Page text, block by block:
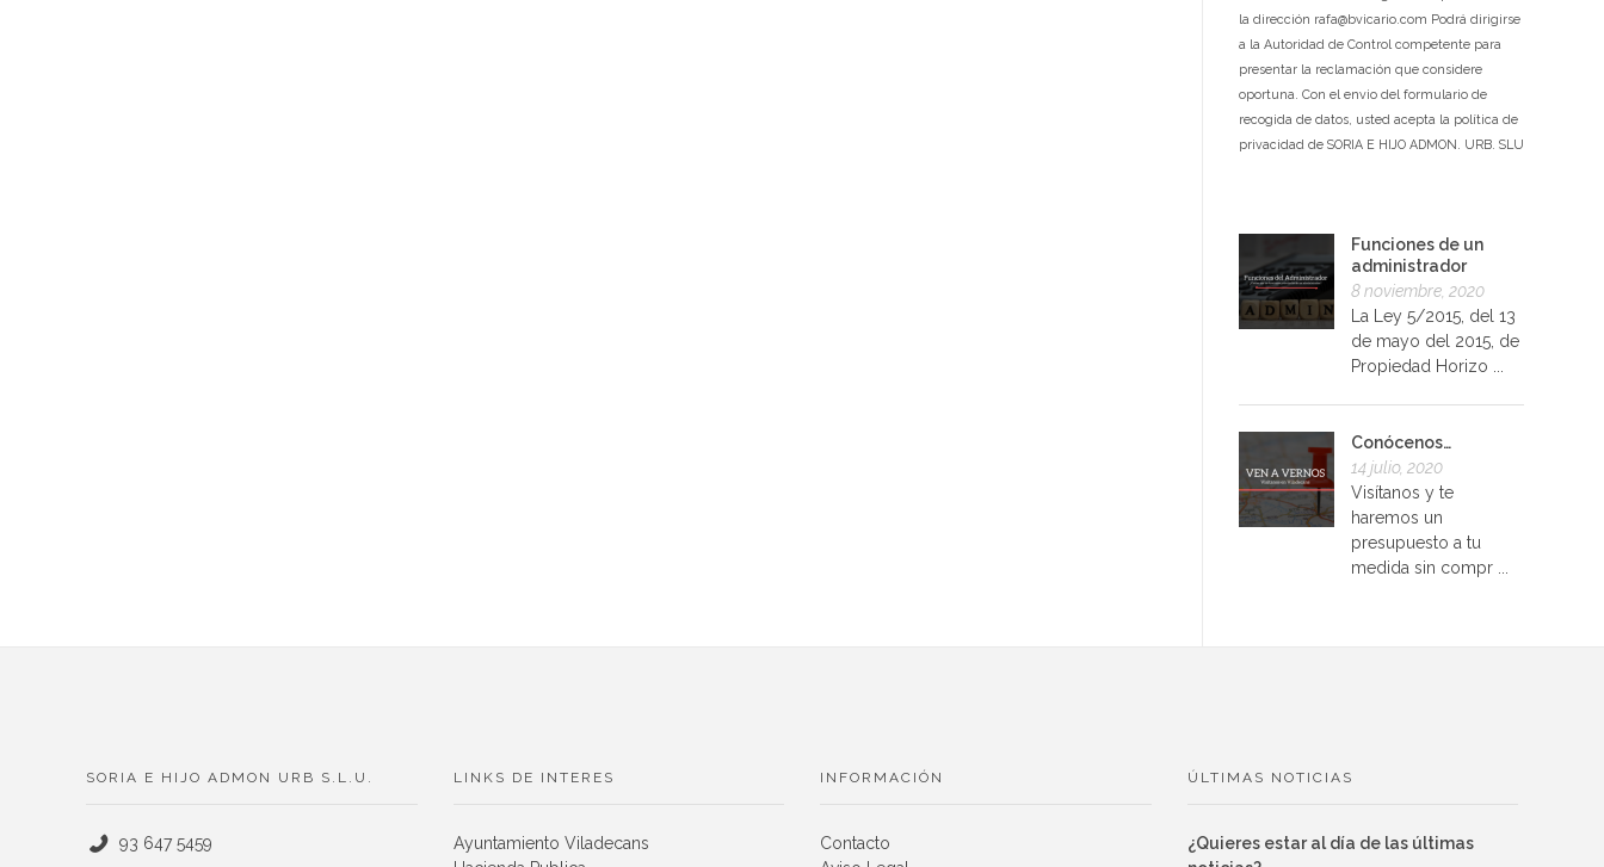
la dirección rafa@bvicario.com Podrá dirigirse
a la Autoridad de Control competente para
presentar la reclamación que considere
oportuna. Con el envio del formulario de
recogida de datos, usted acepta la política de
privacidad de SORIA E HIJO ADMON. URB. SLU
Funciones de un
administrador
8 noviembre, 2020
La Ley 5/2015, del 13
de mayo del 2015, de
Propiedad Horizo ...
Conócenos…
14 julio, 2020
Visítanos y te
haremos un
presupuesto a tu
medida sin compr ...
SORIA E HIJO ADMON URB S.L.U.
93 647 5459
LINKS DE INTERES
Ayuntamiento Viladecans
INFORMACIÓN
Contacto
ÚLTIMAS NOTICIAS
¿Quieres estar al día de las últimas